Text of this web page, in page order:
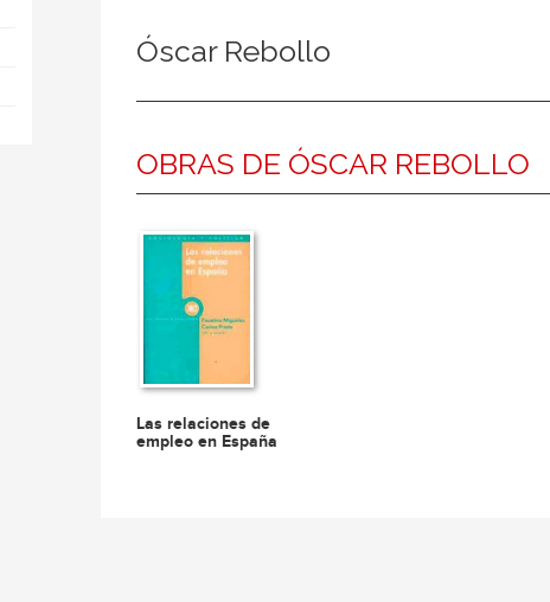
Óscar Rebollo
OBRAS DE ÓSCAR REBOLLO
Las relaciones de
empleo en España